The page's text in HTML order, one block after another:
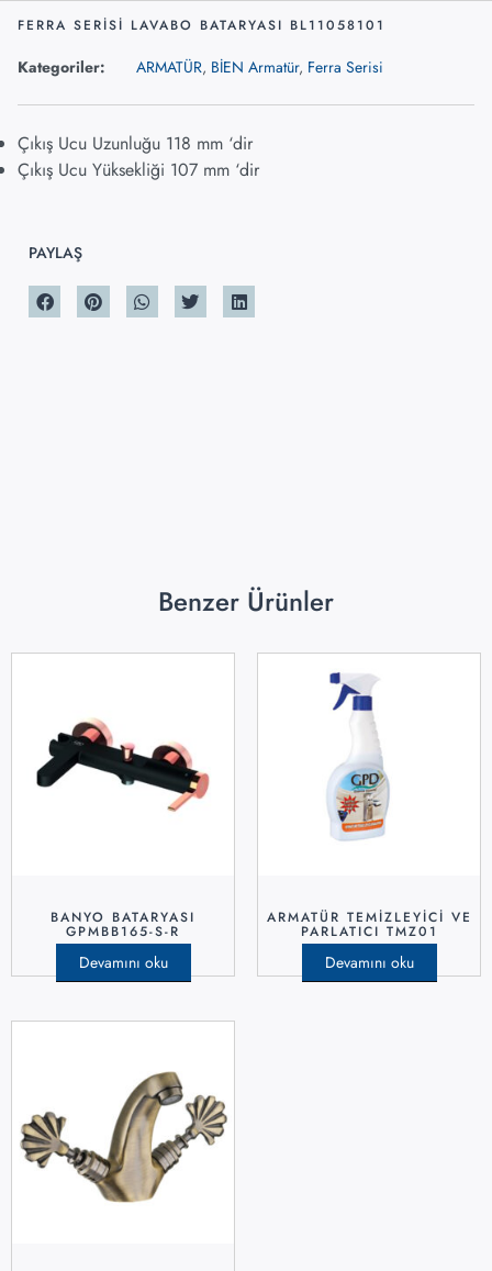
FERRA SERISI LAVABO BATARYASI BL11058101
Kategoriler: ARMATÜR, BİEN Armatür, Ferra Serisi
Çıkış Ucu Uzunluğu 118 mm ‘dir
Çıkış Ucu Yüksekliği 107 mm ‘dir
PAYLAŞ
Benzer Ürünler
BANYO BATARYASI
GPMBB165-S-R
Devamını oku
ARMATÜR TEMIZLEYICI VE
PARLATICI TMZ01
Devamını oku